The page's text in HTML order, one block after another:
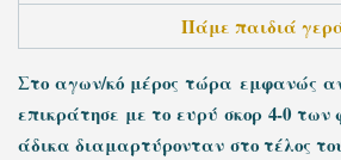
Πάμε παιδιά
Στο αγων/κό μέρος τώρα εμφανώς
επικράτησε με το ευρύ σκορ 4-0 των
άδικα διαμαρτύρονταν στο τέλος